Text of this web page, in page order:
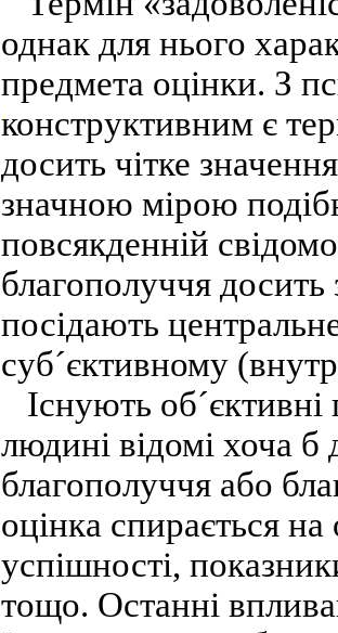
однак для нього
предмета оцінки. З
конструктивним є
досить чітке
значною мірою
повсякденній
благополуччя
посідають
суб´єктивному
Існують
людині відомі хоча б
благополуччя або
оцінка спирається на
успішності,
тощо. Останні